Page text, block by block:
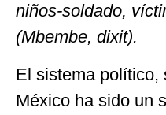
niños-soldado,
(Mbembe, dixit).
El sistema político,
México ha sido un